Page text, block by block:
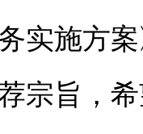
实施方
宗旨，